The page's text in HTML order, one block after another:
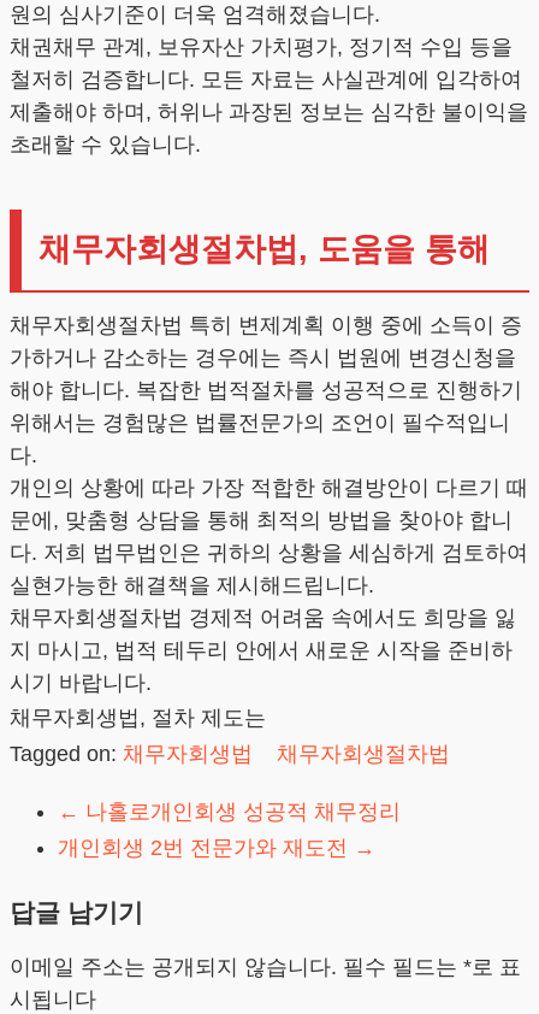
원의 심사기준이 더욱 엄격해졌습니다.
채권채무 관계, 보유자산 가치평가, 정기적 수입 등을
철저히 검증합니다. 모든 자료는 사실관계에 입각하여
제출해야 하며, 허위나 과장된 정보는 심각한 불이익을
초래할 수 있습니다.
채무자회생절차법, 도움을 통해
채무자회생절차법 특히 변제계획 이행 중에 소득이 증
가하거나 감소하는 경우에는 즉시 법원에 변경신청을
해야 합니다. 복잡한 법적절차를 성공적으로 진행하기
위해서는 경험많은 법률전문가의 조언이 필수적입니
다.
개인의 상황에 따라 가장 적합한 해결방안이 다르기 때
문에, 맞춤형 상담을 통해 최적의 방법을 찾아야 합니
다. 저희 법무법인은 귀하의 상황을 세심하게 검토하여
실현가능한 해결책을 제시해드립니다.
채무자회생절차법 경제적 어려움 속에서도 희망을 잃
지 마시고, 법적 테두리 안에서 새로운 시작을 준비하
시기 바랍니다.
채무자회생법, 절차 제도는
Tagged on: 채무자회생법 채무자회생절차법
← 나홀로개인회생 성공적 채무정리
개인회생 2번 전문가와 재도전 →
답글 남기기
이메일 주소는 공개되지 않습니다. 필수 필드는 *로 표
시됩니다